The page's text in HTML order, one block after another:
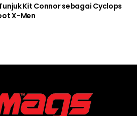
Kit Connor sebagai Cyclops
X-Men